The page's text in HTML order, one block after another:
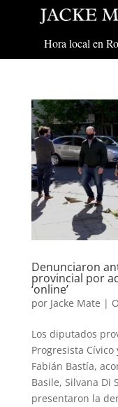
Hora local en
Denunciaron
provincial por
‘online’
por Jacke Mate |
Los diputados
Progresista
Fabián Bastía,
Basile, Silvana Di
presentaron la